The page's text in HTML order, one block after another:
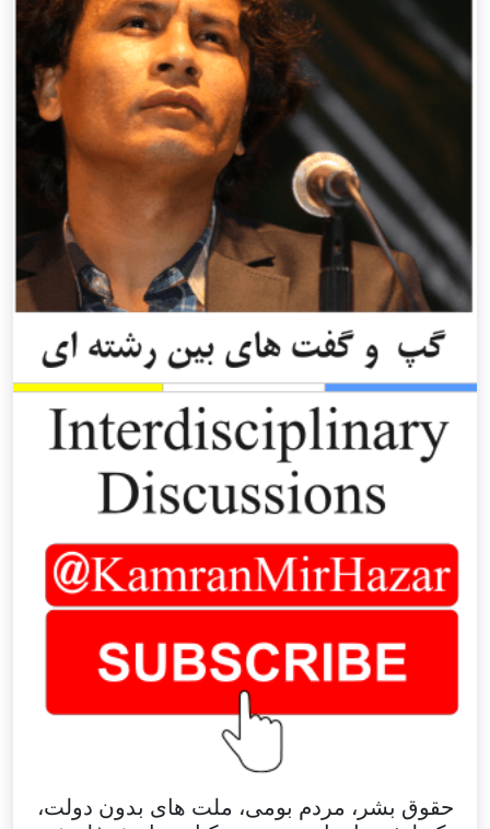
حقوق بشر، مردم بومی، ملت های بدون دولت،